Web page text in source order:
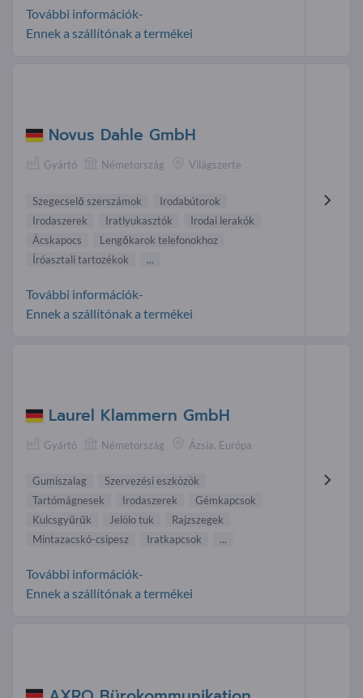
További információk-
Ennek a szállítónak a termékei
Novus Dahle GmbH
Gyártó Németország Világszerte
Szegecselő szerszámok
Irodabútorok
Irodaszerek
Iratlyukasztók
Irodai lerakók
Ácskapocs
Lengőkarok telefonokhoz
Íróasztali tartozékok
...
További információk-
Ennek a szállítónak a termékei
Laurel Klammern GmbH
Gyártó Németország Ázsia, Európa
Gumiszalag
Szervezési eszközök
Tartómágnesek
Irodaszerek
Gémkapcsok
Kulcsgyűrűk
Jelölo tuk
Rajzszegek
Mintazacskó-csipesz
Iratkapcsok ...
További információk-
Ennek a szállítónak a termékei